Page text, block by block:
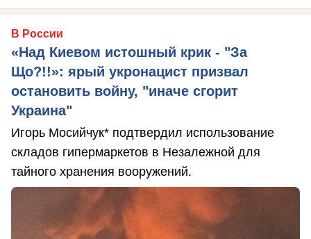
В России
«Над Киевом истошный крик - "За
Що?!!»: ярый укронацист призвал
остановить войну, "иначе сгорит
Украина"
Игорь Мосийчук* подтвердил использование
складов гипермаркетов в Незалежной для
тайного хранения вооружений.